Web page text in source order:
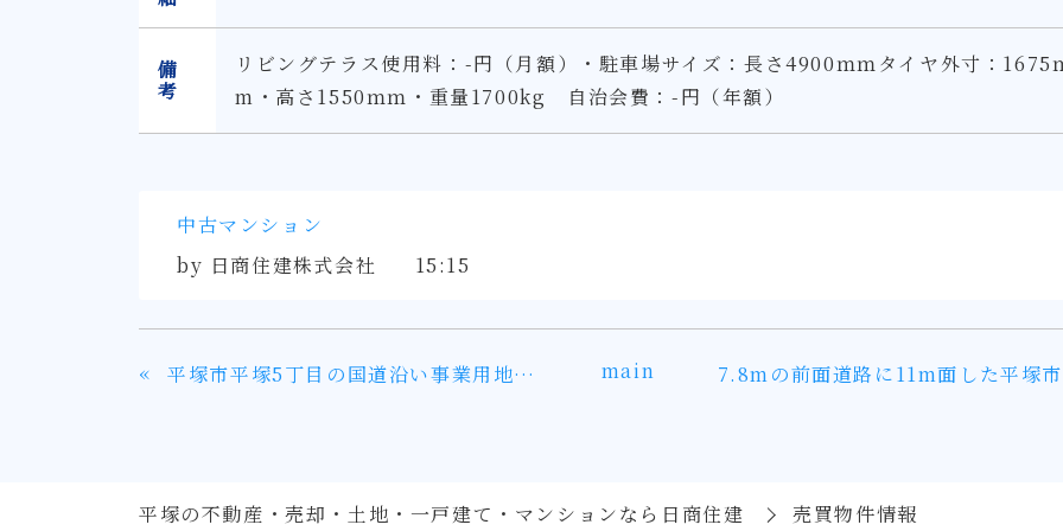
備
考
リビングテラス使用料：-円（月額）・駐車場サイズ：長さ4900ｍｍタイヤ外寸：1675
m・高さ1550ｍｍ・重量1700kg 自治会費：-円（年額）
中古マンション
by 日商住建株式会社 15:15
« 平塚市平塚5丁目の国道沿い事業用地約367坪 main
平塚の不動産・売却・土地・一戸建て・マンションなら日商住建
売買物件情報